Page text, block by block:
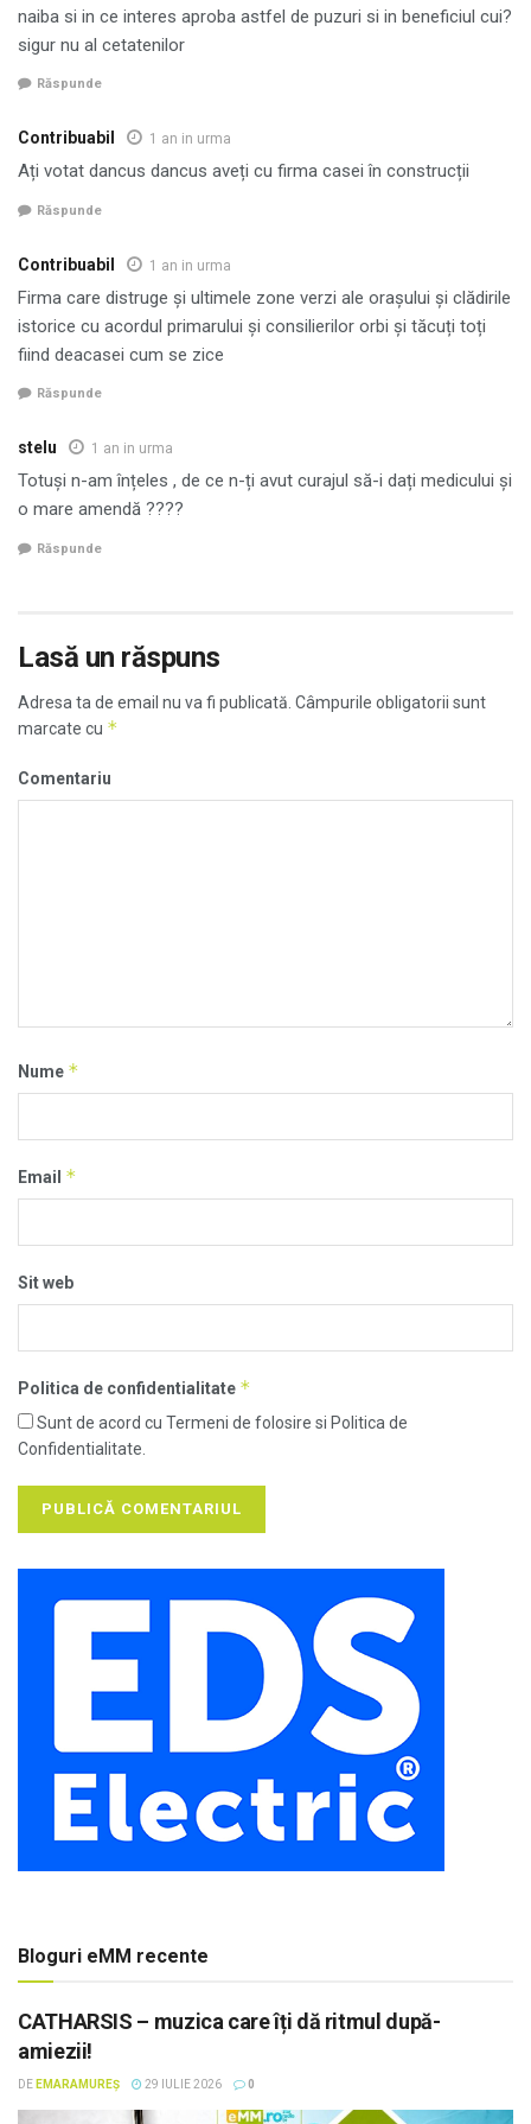
naiba si in ce interes aproba astfel de puzuri si in beneficiul cui?
sigur nu al cetatenilor
Răspunde
Contribuabil 1 an in urma
Ați votat dancus dancus aveți cu firma casei în construcții
Răspunde
Contribuabil 1 an in urma
Firma care distruge și ultimele zone verzi ale orașului și clădirile
istorice cu acordul primarului și consilierilor orbi și tăcuți toți
fiind deacasei cum se zice
Răspunde
stelu 1 an in urma
Totuși n-am înțeles , de ce n-ți avut curajul să-i dați medicului și
o mare amendă ????
Răspunde
Lasă un răspuns
Adresa ta de email nu va fi publicată. Câmpurile obligatorii sunt
marcate cu *
Comentariu
Nume *
Email *
Sit web
Politica de confidentialitate *
Sunt de acord cu Termeni de folosire si Politica de
Confidentialitate.
Bloguri eMM recente
CATHARSIS – muzica care îți dă ritmul după-
amiezii!
DE EMARAMUREȘ 29 IULIE 2026 0